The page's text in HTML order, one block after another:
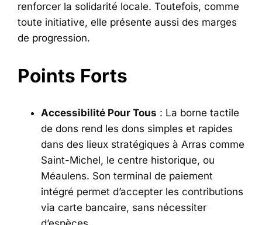
renforcer la solidarité locale. Toutefois, comme
toute initiative, elle présente aussi des marges
de progression.
Points Forts
Accessibilité Pour Tous : La borne tactile
de dons rend les dons simples et rapides
dans des lieux stratégiques à Arras comme
Saint-Michel, le centre historique, ou
Méaulens. Son terminal de paiement
intégré permet d’accepter les contributions
via carte bancaire, sans nécessiter